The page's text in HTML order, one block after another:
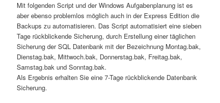
Mit folgenden Script und der Windows Aufgabenplanung ist es
aber ebenso problemlos möglich auch in der Express Edition die
Backups zu automatisieren. Das Script automatisiert eine sieben
Tage rückblickende Sicherung, durch Erstellung einer täglichen
Sicherung der SQL Datenbank mit der Bezeichnung Montag.bak,
Dienstag.bak, Mittwoch.bak, Donnerstag.bak, Freitag.bak,
Samstag.bak und Sonntag.bak.
Als Ergebnis erhalten Sie eine 7-Tage rückblickende Datenbank
Sicherung.